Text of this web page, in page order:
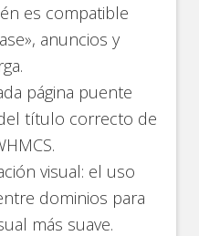
es compatible
anuncios y
página puente
título correcto de
visual: el uso
dominios para
más suave.